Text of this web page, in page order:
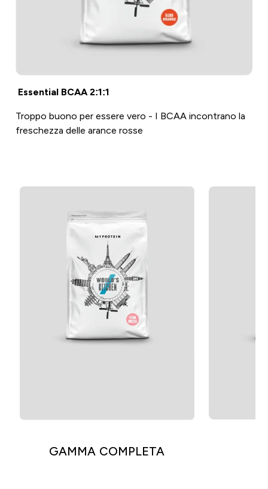
Essential BCAA 2:1:1
Troppo buono per essere vero - I BCAA incontrano la
freschezza delle arance rosse
GAMMA COMPLETA